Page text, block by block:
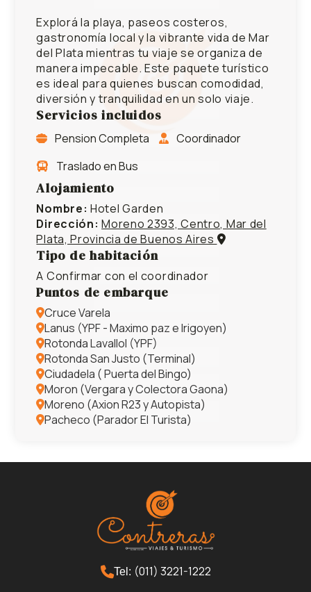
Explorá la playa, paseos costeros,
gastronomía local y la vibrante vida de Mar
del Plata mientras tu viaje se organiza de
manera impecable. Este paquete turístico
es ideal para quienes buscan comodidad,
diversión y tranquilidad en un solo viaje.
Servicios incluidos
Pension Completa
Coordinador
Traslado en Bus
Alojamiento
Nombre: Hotel Garden
Dirección: Moreno 2393, Centro, Mar del
Plata, Provincia de Buenos Aires
Tipo de habitación
A Confirmar con el coordinador
Puntos de embarque
Cruce Varela
Lanus (YPF - Maximo paz e Irigoyen)
Rotonda Lavallol (YPF)
Rotonda San Justo (Terminal)
Ciudadela ( Puerta del Bingo)
Moron (Vergara y Colectora Gaona)
Moreno (Axion R23 y Autopista)
Pacheco (Parador El Turista)
Tel: (011) 3221-1222